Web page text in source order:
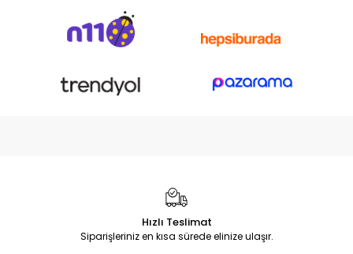
Hızlı Teslimat
Siparişleriniz en kısa sürede elinize ulaşır.